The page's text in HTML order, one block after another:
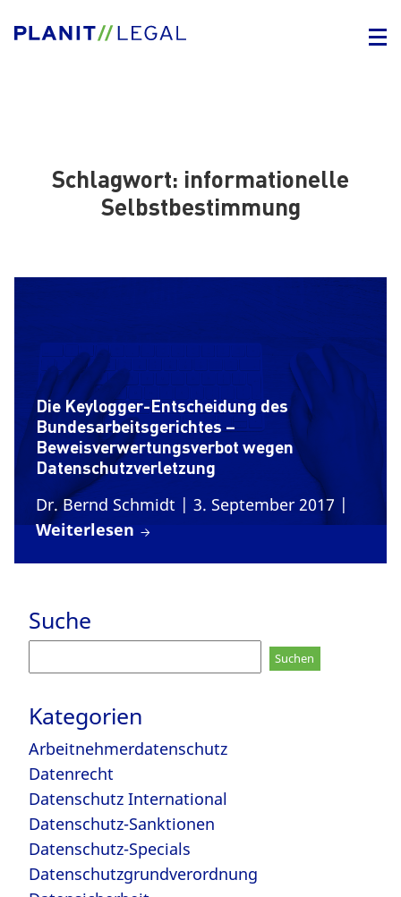
Schlagwort: informationelle
Selbstbestimmung
Die Keylogger-Entscheidung des
Bundesarbeitsgerichtes –
Beweisverwertungsverbot wegen
Datenschutzverletzung
Dr. Bernd Schmidt | 3. September 2017 |
Weiterlesen
Suche
nach:
Kategorien
Arbeitnehmerdatenschutz
Datenrecht
Datenschutz International
Datenschutz-Sanktionen
Datenschutz-Specials
Datenschutzgrundverordnung